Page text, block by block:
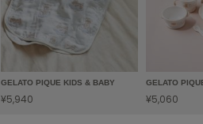
GELATO PIQUE KIDS & BABY
¥5,940
GELATO
¥5,060